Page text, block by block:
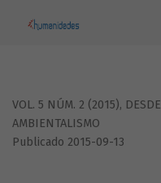
VOL. 5 NÚM. 2 (2015),
AMBIENTALISMO
Publicado 2015-09-13